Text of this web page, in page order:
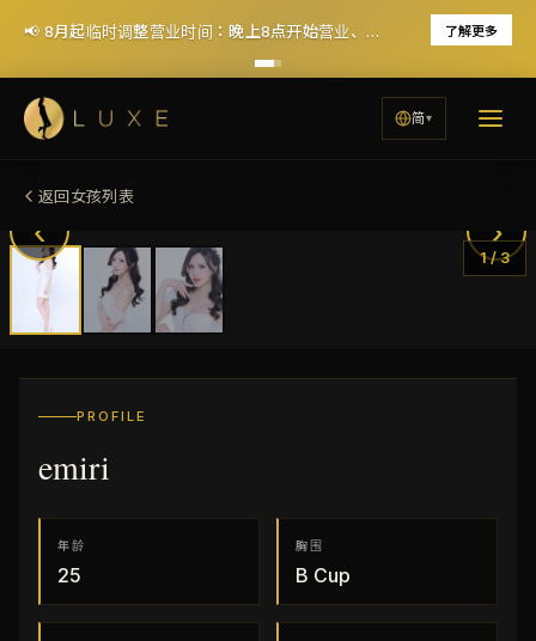
📢 8月起临时调整营业时间：晚上8点开始营业、周一休息（12月恢复每天晚7点营业） 了解更多
简
返回女孩列表
‹ ›
1/3
PROFILE
emiri
年龄
25
胸围
B Cup